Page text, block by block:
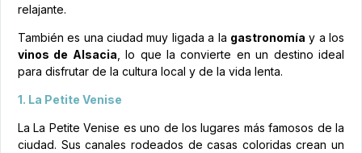
relajante.
También es una ciudad muy ligada a la gastronomía y a los
vinos de Alsacia , lo que la convierte en un destino ideal
para disfrutar de la cultura local y de la vida lenta.
1. La Petite Venise
La La Petite Venise es uno de los lugares más famosos de la
ciudad. Sus canales rodeados de casas coloridas crean un